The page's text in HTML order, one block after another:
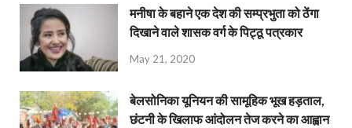
मनीषा के बहाने एक देश की सम्प्रभुता को ठेंगा
दिखाने वाले शासक वर्ग के पिट्ठू पत्रकार
May 21, 2020
बेलसोनिका यूनियन की सामूहिक भूख हड़ताल,
छंटनी के खिलाफ आंदोलन तेज करने का आह्वान